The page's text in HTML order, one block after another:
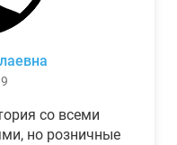
со всеми
но розничные